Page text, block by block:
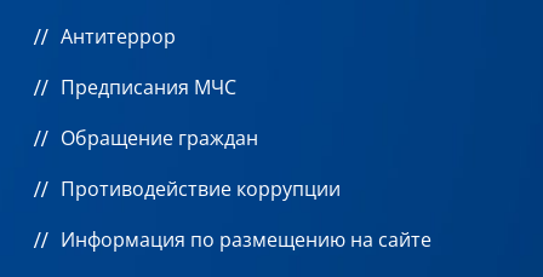
Антитеррор
Предписания МЧС
Обращение граждан
Противодействие коррупции
Информация по размещению на сайте